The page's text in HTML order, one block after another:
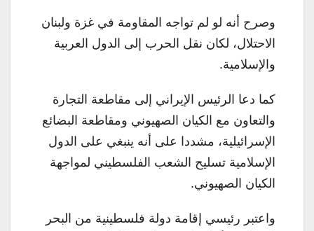
وصرح أنه لو لم تواجه المقاومة في غزة ولبنان
الاحتلال، لكان نقل الحرب إلى الدول العربية
والإسلامية.
كما دعا الرئيس الإيراني إلى مقاطعة التجارة
والتعاون مع الكيان الصهيوني ومقاطعة البضائع
الإسرائيلية، مشددا على أنه ينبغي على الدول
الإسلامية تسليح الشعب الفلسطيني لمواجهة
الكيان الصهيوني.
واعتبر رئيسي إقامة دولة فلسطينية من البحر